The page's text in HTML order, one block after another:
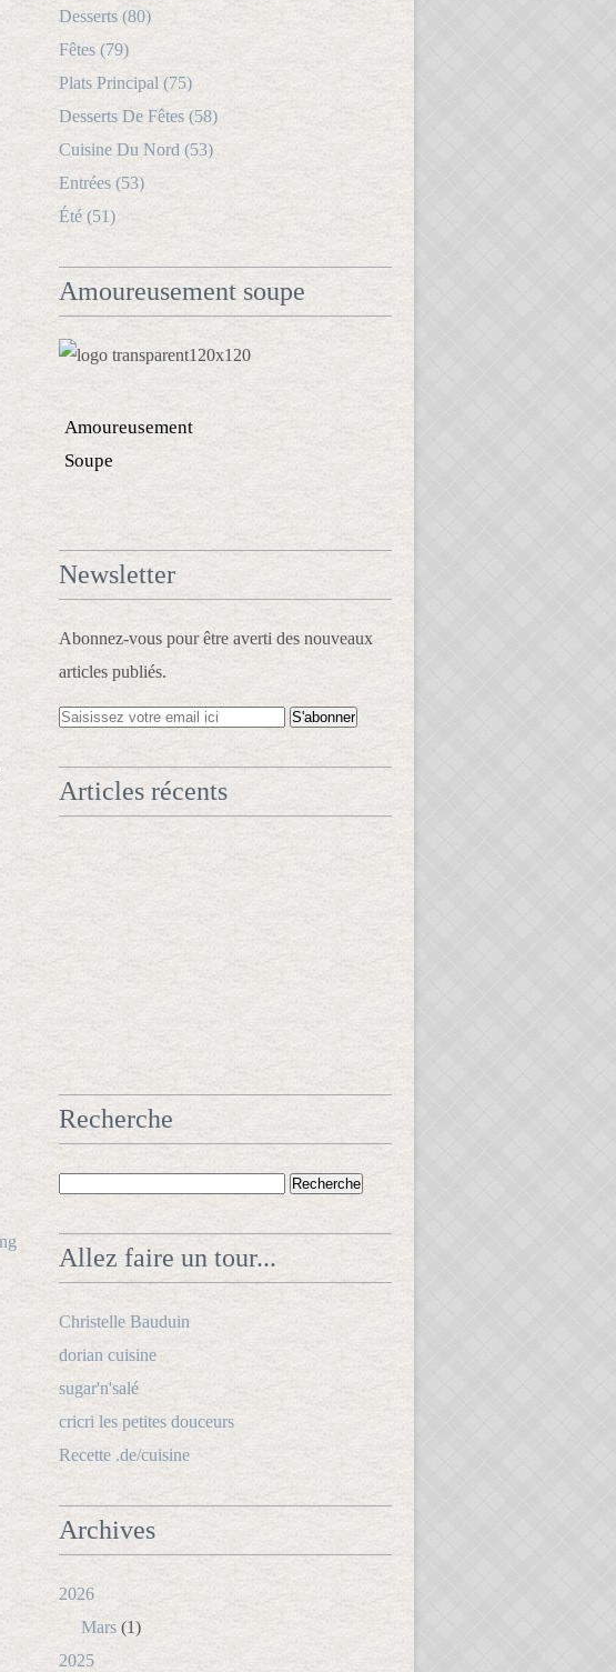
Desserts (80)
Fêtes (79)
Plats Principal (75)
Desserts De Fêtes (58)
Cuisine Du Nord (53)
Entrées (53)
Été (51)
Amoureusement soupe
Amoureusement
Soupe
Newsletter
Abonnez-vous pour être averti des nouveaux
articles publiés.
Articles récents
Recherche
Allez faire un tour...
Christelle Bauduin
dorian cuisine
sugar'n'salé
cricri les petites douceurs
Recette .de/cuisine
Archives
2026
Mars (1)
2025